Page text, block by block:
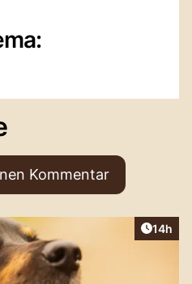
Kommentar
Artikel
14h